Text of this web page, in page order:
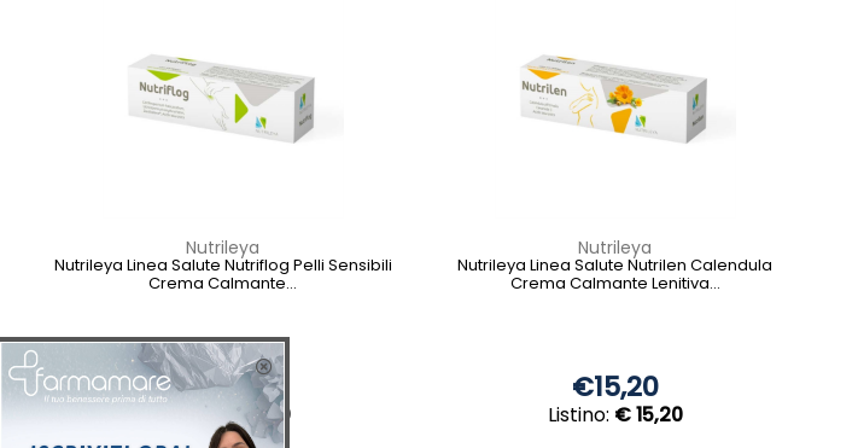
Nutrileya
Nutrileya Linea Salute Nutriflog Pelli Sensibili
Crema Calmante...
€15,20
Listino: € 15,20
Nutrileya
Nutrileya Linea Salute Nutrilen Calendula
Crema Calmante Lenitiva...
€15,20
Listino: € 15,20